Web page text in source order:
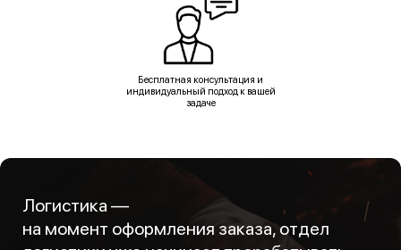
Бесплатная консультация и
индивидуальный подход к вашей
задаче
Логистика —
на момент оформления заказа, отдел